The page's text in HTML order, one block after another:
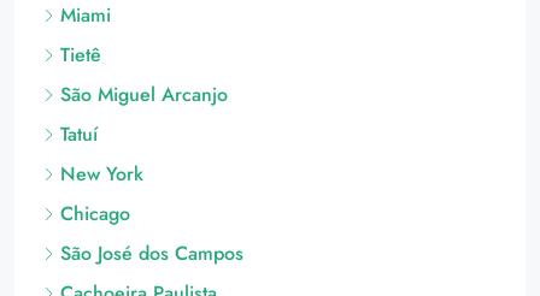
Miami
Tietê
São Miguel Arcanjo
Tatuí
New York
Chicago
São José dos Campos